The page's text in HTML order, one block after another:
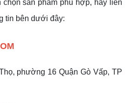
sản phẩm phù hợp, hãy liên
tin bên dưới đây:
phường 16 Quận Gò Vấp, TP